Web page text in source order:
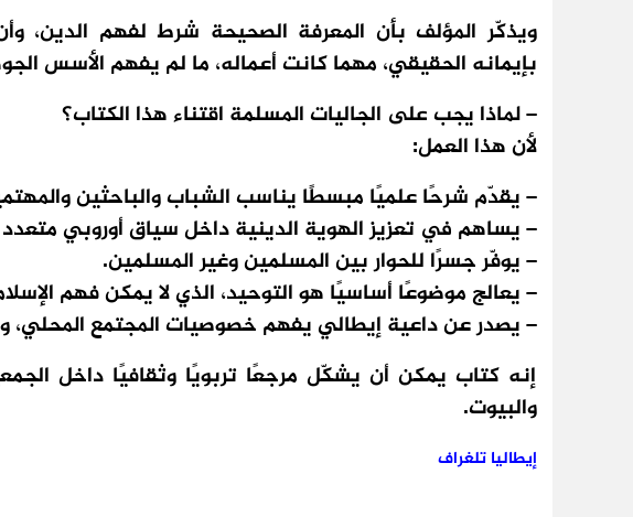
ويذكّر المؤلف بأن المعرفة الصحيحة شرط لفهم الدين،
بإيمانه الحقيقي، مهما كانت أعماله، ما لم يفهم الأسس
– لماذا يجب على الجاليات المسلمة اقتناء هذا الكتاب؟
لأن هذا العمل:
– يقدّم شرحًا علميًا مبسطًا يناسب الشباب والباحثين
– يساهم في تعزيز الهوية الدينية داخل سياق أوروبي متعدد
– يوفّر جسرًا للحوار بين المسلمين وغير المسلمين.
– يعالج موضوعًا أساسيًا هو التوحيد، الذي لا يمكن فهم
– يصدر عن داعية إيطالي يفهم خصوصيات المجتمع المحلي،
إنه كتاب يمكن أن يشكّل مرجعًا تربويًا وثقافيًا داخل
والبيوت.
إيطاليا تلغراف